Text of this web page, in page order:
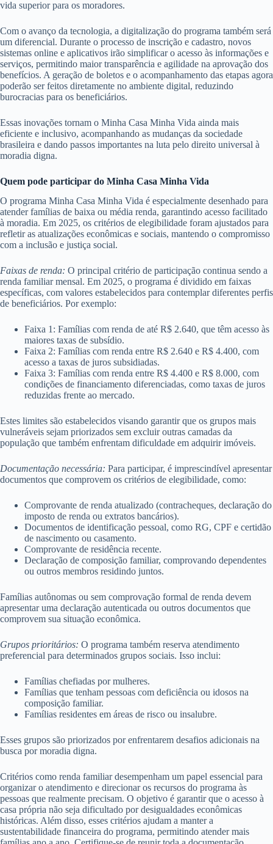
vida superior para os moradores.
Com o avanço da tecnologia, a digitalização do programa também será
um diferencial. Durante o processo de inscrição e cadastro, novos
sistemas online e aplicativos irão simplificar o acesso às informações e
serviços, permitindo maior transparência e agilidade na aprovação dos
benefícios. A geração de boletos e o acompanhamento das etapas agora
poderão ser feitos diretamente no ambiente digital, reduzindo
burocracias para os beneficiários.
Essas inovações tornam o Minha Casa Minha Vida ainda mais
eficiente e inclusivo, acompanhando as mudanças da sociedade
brasileira e dando passos importantes na luta pelo direito universal à
moradia digna.
Quem pode participar do Minha Casa Minha Vida
O programa Minha Casa Minha Vida é especialmente desenhado para
atender famílias de baixa ou média renda, garantindo acesso facilitado
à moradia. Em 2025, os critérios de elegibilidade foram ajustados para
refletir as atualizações econômicas e sociais, mantendo o compromisso
com a inclusão e justiça social.
Faixas de renda: O principal critério de participação continua sendo a
renda familiar mensal. Em 2025, o programa é dividido em faixas
específicas, com valores estabelecidos para contemplar diferentes perfis
de beneficiários. Por exemplo:
Faixa 1: Famílias com renda de até R$ 2.640, que têm acesso às
maiores taxas de subsídio.
Faixa 2: Famílias com renda entre R$ 2.640 e R$ 4.400, com
acesso a taxas de juros subsidiadas.
Faixa 3: Famílias com renda entre R$ 4.400 e R$ 8.000, com
condições de financiamento diferenciadas, como taxas de juros
reduzidas frente ao mercado.
Estes limites são estabelecidos visando garantir que os grupos mais
vulneráveis sejam priorizados sem excluir outras camadas da
população que também enfrentam dificuldade em adquirir imóveis.
Documentação necessária: Para participar, é imprescindível apresentar
documentos que comprovem os critérios de elegibilidade, como:
Comprovante de renda atualizado (contracheques, declaração do
imposto de renda ou extratos bancários).
Documentos de identificação pessoal, como RG, CPF e certidão
de nascimento ou casamento.
Comprovante de residência recente.
Declaração de composição familiar, comprovando dependentes
ou outros membros residindo juntos.
Famílias autônomas ou sem comprovação formal de renda devem
apresentar uma declaração autenticada ou outros documentos que
comprovem sua situação econômica.
Grupos prioritários: O programa também reserva atendimento
preferencial para determinados grupos sociais. Isso inclui:
Famílias chefiadas por mulheres.
Famílias que tenham pessoas com deficiência ou idosos na
composição familiar.
Famílias residentes em áreas de risco ou insalubre.
Esses grupos são priorizados por enfrentarem desafios adicionais na
busca por moradia digna.
Critérios como renda familiar desempenham um papel essencial para
organizar o atendimento e direcionar os recursos do programa às
pessoas que realmente precisam. O objetivo é garantir que o acesso à
casa própria não seja dificultado por desigualdades econômicas
históricas. Além disso, esses critérios ajudam a manter a
sustentabilidade financeira do programa, permitindo atender mais